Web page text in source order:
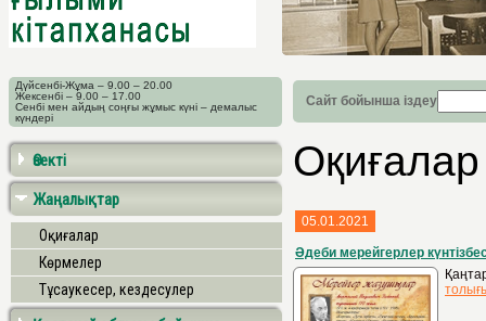
Дүйсенбі-Жұма – 9.00 – 20.00
Жексенбі – 9.00 – 17.00
Сенбі мен айдың соңғы жұмыс күні – демалыс
күндері
Сайт бойынша іздеу
Өзекті
Жаңалықтар
Оқиғалар
Көрмелер
Тұсаукесер, кездесулер
Оқиғалар
05.01.2021
Әдеби мерейгерлер